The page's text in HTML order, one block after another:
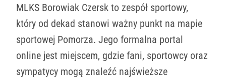
MLKS Borowiak Czersk to zespół sportowy,
który od dekad stanowi ważny punkt na mapie
sportowej Pomorza. Jego formalna portal
online jest miejscem, gdzie fani, sportowcy oraz
sympatycy mogą znaleźć najświeższe